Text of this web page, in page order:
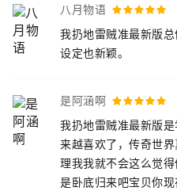
八月物语
我扔地雷贼准最新版
设定也新颖。
是阿涵啊
我扔地雷贼准最新版
来越喜欢了，传奇世
理我我就不会这么觉
是卧底归来吧宝贝你现